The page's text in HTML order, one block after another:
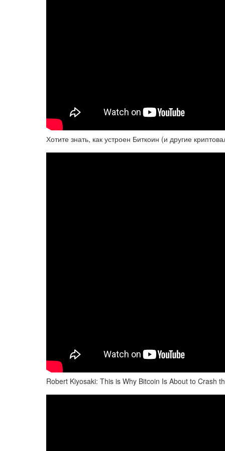
Хотите знать, как устроен Биткоин (и другие
Robert Kiyosaki: This is Why Bitcoin Is About to Crash